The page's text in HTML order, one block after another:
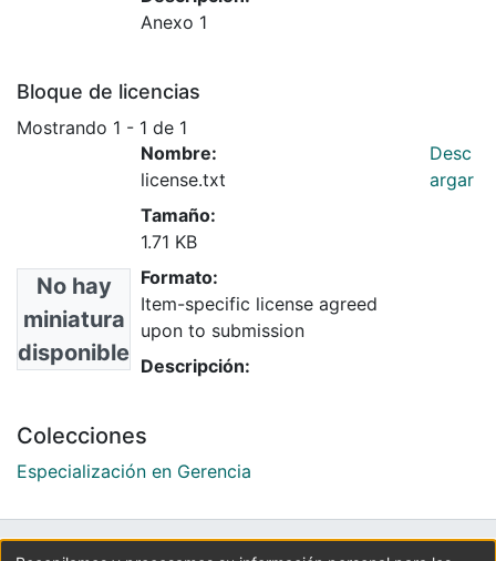
Anexo 1
Bloque de licencias
Mostrando 1 - 1 de 1
No hay
miniatura
disponible
Nombre:
license.txt
Tamaño:
1.71 KB
Formato:
Item-specific license agreed
upon to submission
Descripción:
Desc
argar
Colecciones
Especialización en Gerencia